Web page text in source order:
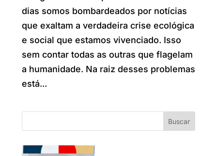
dias somos bombardeados por notícias
que exaltam a verdadeira crise ecológica
e social que estamos vivenciado. Isso
sem contar todas as outras que flagelam
a humanidade. Na raiz desses problemas
está...
Buscar